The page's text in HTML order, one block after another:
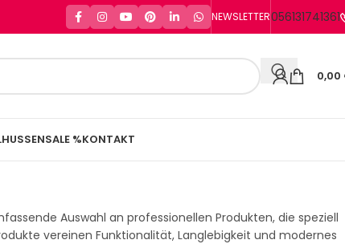
NEWSLETTER056131741361
0,00
SALE %KONTAKT
Auswahl an professionellen Produkten, die speziell
vereinen Funktionalität, Langlebigkeit und modernes